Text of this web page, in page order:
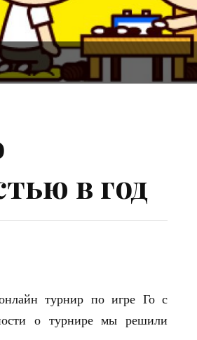
в год
турнир по игре Го с
о турнире мы решили